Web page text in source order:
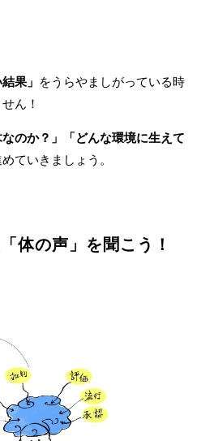
果」 をうらやましがっている時
ん！
なのか？」「どんな環境に生えて
ていきましょう。
体の声」を聞こう！